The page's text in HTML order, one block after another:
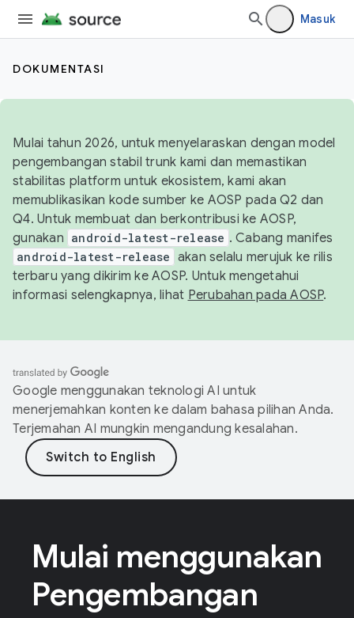
Masuk
DOKUMENTASI
Mulai tahun 2026, untuk menyelaraskan dengan model
pengembangan stabil trunk kami dan memastikan
stabilitas platform untuk ekosistem, kami akan
memublikasikan kode sumber ke AOSP pada Q2 dan
Q4. Untuk membuat dan berkontribusi ke AOSP,
gunakan android-latest-release . Cabang manifes
android-latest-release akan selalu merujuk ke rilis
terbaru yang dikirim ke AOSP. Untuk mengetahui
informasi selengkapnya, lihat Perubahan pada AOSP.
Google menggunakan teknologi AI untuk
menerjemahkan konten ke dalam bahasa pilihan Anda.
Terjemahan AI mungkin mengandung kesalahan.
Mulai menggunakan
Pengembangan